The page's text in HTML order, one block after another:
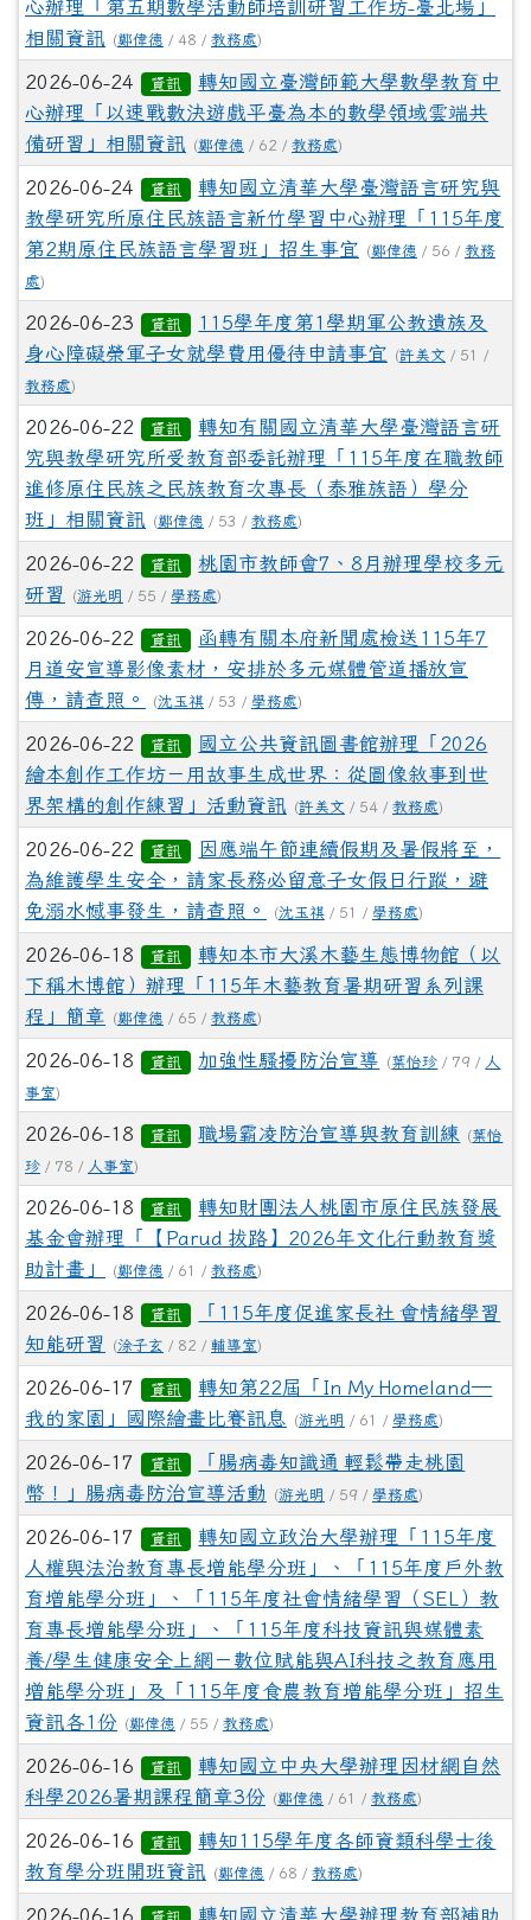
心辦理「第五期數學活動師培訓研習工作坊-臺北場」
相關資訊
(鄭偉德 / 48 / 教務處)
2026-06-24 資訊
轉知國立臺灣師範大學數學教育中
心辦理「以速戰數決遊戲平臺為本的數學領域雲端共
備研習」相關資訊
(鄭偉德 / 62 / 教務處)
2026-06-24 資訊
轉知國立清華大學臺灣語言研究與
教學研究所原住民族語言新竹學習中心辦理「115年度
第2期原住民族語言學習班」招生事宜
(鄭偉德 / 56 / 教務
處)
2026-06-23 資訊
115學年度第1學期軍公教遺族及
身心障礙榮軍子女就學費用優待申請事宜
(許美文 / 51 /
教務處)
2026-06-22 資訊
轉知有關國立清華大學臺灣語言研
究與教學研究所受教育部委託辦理「115年度在職教師
進修原住民族之民族教育次專長（泰雅族語）學分
班」相關資訊
(鄭偉德 / 53 / 教務處)
2026-06-22 資訊
桃園市教師會7、8月辦理學校多元
研習
(游光明 / 55 / 學務處)
2026-06-22 資訊
函轉有關本府新聞處檢送115年7
月道安宣導影像素材，安排於多元媒體管道播放宣
傳，請查照。
(沈玉祺 / 53 / 學務處)
2026-06-22 資訊
國立公共資訊圖書館辦理「2026
繪本創作工作坊－用故事生成世界：從圖像敘事到世
界架構的創作練習」活動資訊
(許美文 / 54 / 教務處)
2026-06-22 資訊
因應端午節連續假期及暑假將至，
為維護學生安全，請家長務必留意子女假日行蹤，避
免溺水憾事發生，請查照。
(沈玉祺 / 51 / 學務處)
2026-06-18 資訊
轉知本市大溪木藝生態博物館（以
下稱木博館）辦理「115年木藝教育暑期研習系列課
程」簡章
(鄭偉德 / 65 / 教務處)
2026-06-18 資訊 加強性騷擾防治宣導 (葉怡珍 / 79 / 人
事室)
2026-06-18 資訊 職場霸凌防治宣導與教育訓練 (葉怡
珍 / 78 / 人事室)
2026-06-18 資訊
轉知財團法人桃園市原住民族發展
基金會辦理「【Parud 拔路】2026年文化行動教育獎
助計畫」
(鄭偉德 / 61 / 教務處)
2026-06-18 資訊
「115年度促進家長社 會情緒學習
知能研習
(涂子玄 / 82 / 輔導室)
2026-06-17 資訊
轉知第22屆「In My Homeland—
我的家園」國際繪畫比賽訊息
(游光明 / 61 / 學務處)
2026-06-17 資訊
「腸病毒知識通 輕鬆帶走桃園
幣！」腸病毒防治宣導活動
(游光明 / 59 / 學務處)
2026-06-17 資訊
轉知國立政治大學辦理「115年度
人權與法治教育專長增能學分班」、「115年度戶外教
育增能學分班」、「115年度社會情緒學習（SEL）教
育專長增能學分班」、「115年度科技資訊與媒體素
養/學生健康安全上網－數位賦能與AI科技之教育應用
增能學分班」及「115年度食農教育增能學分班」招生
資訊各1份 (鄭偉德 / 55 / 教務處)
2026-06-16 資訊
轉知國立中央大學辦理因材網自然
科學2026暑期課程簡章3份 (鄭偉德 / 61 / 教務處)
2026-06-16 資訊
轉知115學年度各師資類科學士後
教育學分班開班資訊
(鄭偉德 / 68 / 教務處)
2026-06-16
轉知國立清華大學辦理教育部補助